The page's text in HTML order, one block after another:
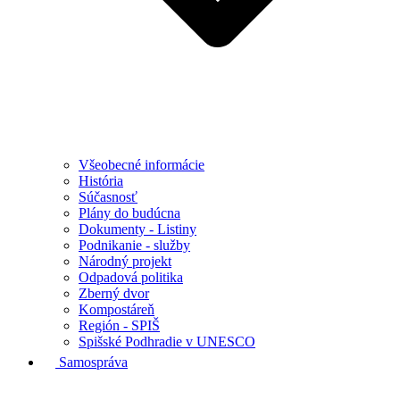
Všeobecné informácie
História
Súčasnosť
Plány do budúcna
Dokumenty - Listiny
Podnikanie - služby
Národný projekt
Odpadová politika
Zberný dvor
Kompostáreň
Región - SPIŠ
Spišské Podhradie v UNESCO
Samospráva